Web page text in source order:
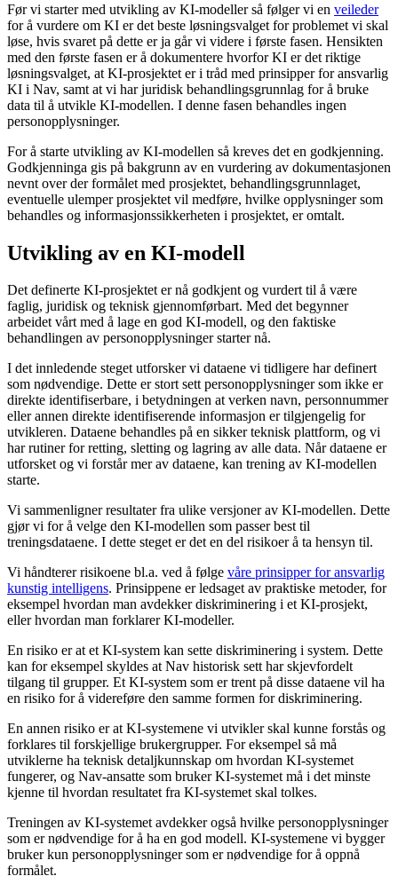
Før vi starter med utvikling av KI-modeller så følger vi en veileder
for å vurdere om KI er det beste løsningsvalget for problemet vi skal
løse, hvis svaret på dette er ja går vi videre i første fasen. Hensikten
med den første fasen er å dokumentere hvorfor KI er det riktige
løsningsvalget, at KI-prosjektet er i tråd med prinsipper for ansvarlig
KI i Nav, samt at vi har juridisk behandlingsgrunnlag for å bruke
data til å utvikle KI-modellen. I denne fasen behandles ingen
personopplysninger.
For å starte utvikling av KI-modellen så kreves det en godkjenning.
Godkjenninga gis på bakgrunn av en vurdering av dokumentasjonen
nevnt over der formålet med prosjektet, behandlingsgrunnlaget,
eventuelle ulemper prosjektet vil medføre, hvilke opplysninger som
behandles og informasjonssikkerheten i prosjektet, er omtalt.
Utvikling av en KI-modell
Det definerte KI-prosjektet er nå godkjent og vurdert til å være
faglig, juridisk og teknisk gjennomførbart. Med det begynner
arbeidet vårt med å lage en god KI-modell, og den faktiske
behandlingen av personopplysninger starter nå.
I det innledende steget utforsker vi dataene vi tidligere har definert
som nødvendige. Dette er stort sett personopplysninger som ikke er
direkte identifiserbare, i betydningen at verken navn, personnummer
eller annen direkte identifiserende informasjon er tilgjengelig for
utvikleren. Dataene behandles på en sikker teknisk plattform, og vi
har rutiner for retting, sletting og lagring av alle data. Når dataene er
utforsket og vi forstår mer av dataene, kan trening av KI-modellen
starte.
Vi sammenligner resultater fra ulike versjoner av KI-modellen. Dette
gjør vi for å velge den KI-modellen som passer best til
treningsdataene. I dette steget er det en del risikoer å ta hensyn til.
Vi håndterer risikoene bl.a. ved å følge våre prinsipper for ansvarlig
kunstig intelligens. Prinsippene er ledsaget av praktiske metoder, for
eksempel hvordan man avdekker diskriminering i et KI-prosjekt,
eller hvordan man forklarer KI-modeller.
En risiko er at et KI-system kan sette diskriminering i system. Dette
kan for eksempel skyldes at Nav historisk sett har skjevfordelt
tilgang til grupper. Et KI-system som er trent på disse dataene vil ha
en risiko for å videreføre den samme formen for diskriminering.
En annen risiko er at KI-systemene vi utvikler skal kunne forstås og
forklares til forskjellige brukergrupper. For eksempel så må
utviklerne ha teknisk detaljkunnskap om hvordan KI-systemet
fungerer, og Nav-ansatte som bruker KI-systemet må i det minste
kjenne til hvordan resultatet fra KI-systemet skal tolkes.
Treningen av KI-systemet avdekker også hvilke personopplysninger
som er nødvendige for å ha en god modell. KI-systemene vi bygger
bruker kun personopplysninger som er nødvendige for å oppnå
formålet.